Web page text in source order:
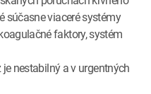
súčasne viaceré systémy
faktory, systém
nestabilný a v urgentných